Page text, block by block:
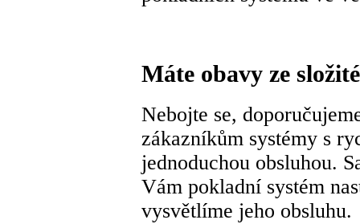
Máte obavy ze
Nebojte se,
zákazníkům systémy s
jednoduchou obsluhou.
Vám pokladní systém
vysvětlíme jeho obsluhu.